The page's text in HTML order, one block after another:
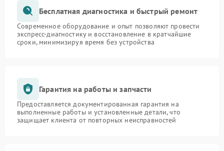
Бесплатная диагностика и быстрый ремонт
Современное оборудование и опыт позволяют провести
экспресс-диагностику и восстановление в кратчайшие
сроки, минимизируя время без устройства
Гарантия на работы и запчасти
Предоставляется документированная гарантия на
выполненные работы и установленные детали, что
защищает клиента от повторных неисправностей